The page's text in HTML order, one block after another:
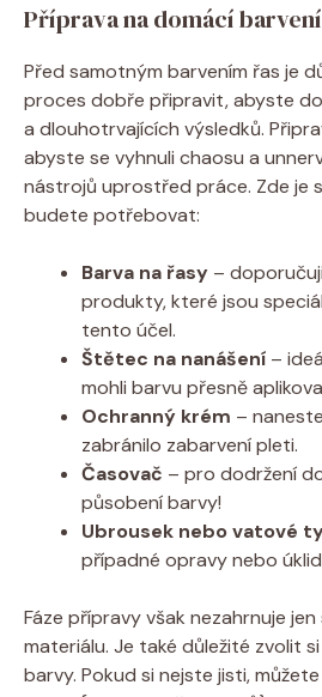
Příprava na domácí
Před samotným barvením řas je
proces dobře připravit, abyste
a dlouhotrvajících výsledků.
abyste se vyhnuli chaosu a
nástrojů uprostřed práce. Zde je
budete potřebovat:
Barva na řasy –
produkty, které jsou
tento účel.
Štětec na nanášení –
mohli barvu přesně
Ochranný krém –
zabránilo zabarvení pleti.
Časovač – pro dodržení
působení barvy!
Ubrousek nebo vatové
případné opravy nebo
Fáze přípravy však nezahrnuje
materiálu. Je také důležité zvolit
barvy. Pokud si nejste jisti,